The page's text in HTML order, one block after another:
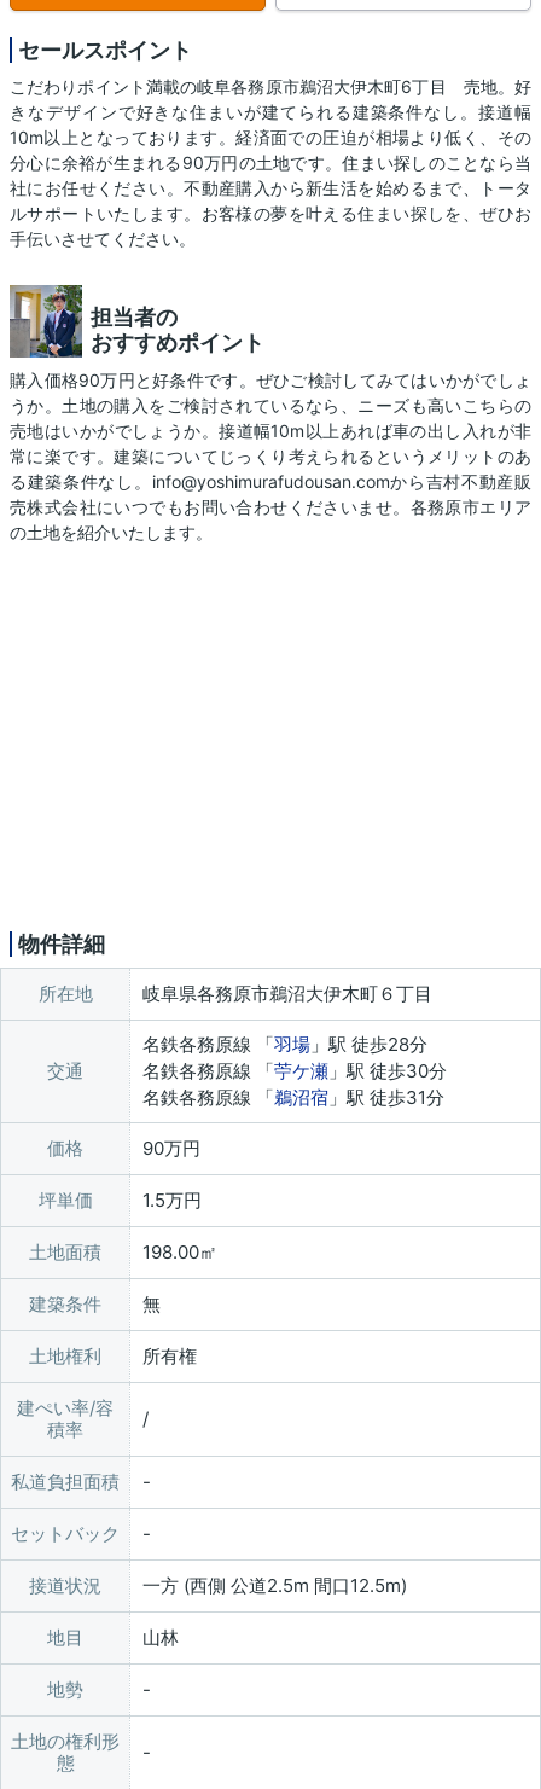
セールスポイント
こだわりポイント満載の岐阜各務原市鵜沼大伊木町6丁目 売地。好
きなデザインで好きな住まいが建てられる建築条件なし。接道幅
10m以上となっております。経済面での圧迫が相場より低く、その
分心に余裕が生まれる90万円の土地です。住まい探しのことなら当
社にお任せください。不動産購入から新生活を始めるまで、トータ
ルサポートいたします。お客様の夢を叶える住まい探しを、ぜひお
手伝いさせてください。
担当者の
おすすめポイント
購入価格90万円と好条件です。ぜひご検討してみてはいかがでしょ
うか。土地の購入をご検討されているなら、ニーズも高いこちらの
売地はいかがでしょうか。接道幅10m以上あれば車の出し入れが非
常に楽です。建築についてじっくり考えられるというメリットのあ
る建築条件なし。info@yoshimurafudousan.comから吉村不動産販
売株式会社にいつでもお問い合わせくださいませ。各務原市エリア
の土地を紹介いたします。
物件詳細
所在地 岐阜県各務原市鵜沼大伊木町６丁目
交通
名鉄各務原線 「羽場 」駅 徒歩28分
名鉄各務原線 「苧ケ瀬 」駅 徒歩30分
名鉄各務原線 「鵜沼宿 」駅 徒歩31分
価格 90万円
坪単価 1.5万円
土地面積 198.00㎡
建築条件 無
土地権利 所有権
建ぺい率/容
積率
/
私道負担面積
セットバック
接道状況 一方 (西側 公道2.5m 間口12.5m)
地目 山林
地勢
土地の権利形
態